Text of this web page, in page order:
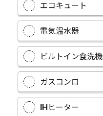
エコキュート
電気温水器
ビルトイン食洗機
ガスコンロ
IHヒーター